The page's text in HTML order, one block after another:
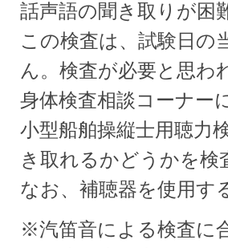
話声語の聞き取りが困
この検査は、試験日の
ん。検査が必要と思わ
身体検査相談コーナー
小型船舶操縦士用聴力
き取れるかどうかを検
なお、補聴器を使用す
※汽笛音による検査に